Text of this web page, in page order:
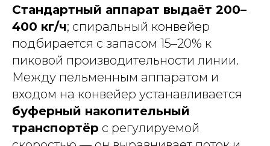
Стандартный аппарат выдаёт 200–
400 кг/ч; спиральный конвейер
подбирается с запасом 15–20% к
пиковой производительности линии.
Между пельменным аппаратом и
входом на конвейер устанавливается
буферный накопительный
транспортёр с регулируемой